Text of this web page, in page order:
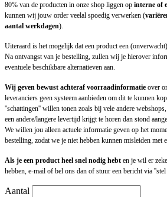
80% van de producten in onze shop liggen op interne of
kunnen wij jouw order veelal spoedig verwerken (
aantal werkdagen).
Uiteraard is het mogelijk dat een product een
Na ontvangst van je bestelling, zullen wij je hierover
eventuele beschikbare alternatieven aan.
Wij geven bewust achteraf voorraadinformatie over
leveranciers geen systeem aanbieden om dit te kunnen
''schattingen'' willen tonen zoals bij vele andere
een andere/langere levertijd krijgt te horen dan stond
We willen jou alleen actuele informatie geven op het
bestelling, zodat we je niet hebben kunnen misleiden met
Als je een product heel snel nodig hebt en je wil er
hebben, e-mail of bel ons dan of stuur een bericht via
Aantal